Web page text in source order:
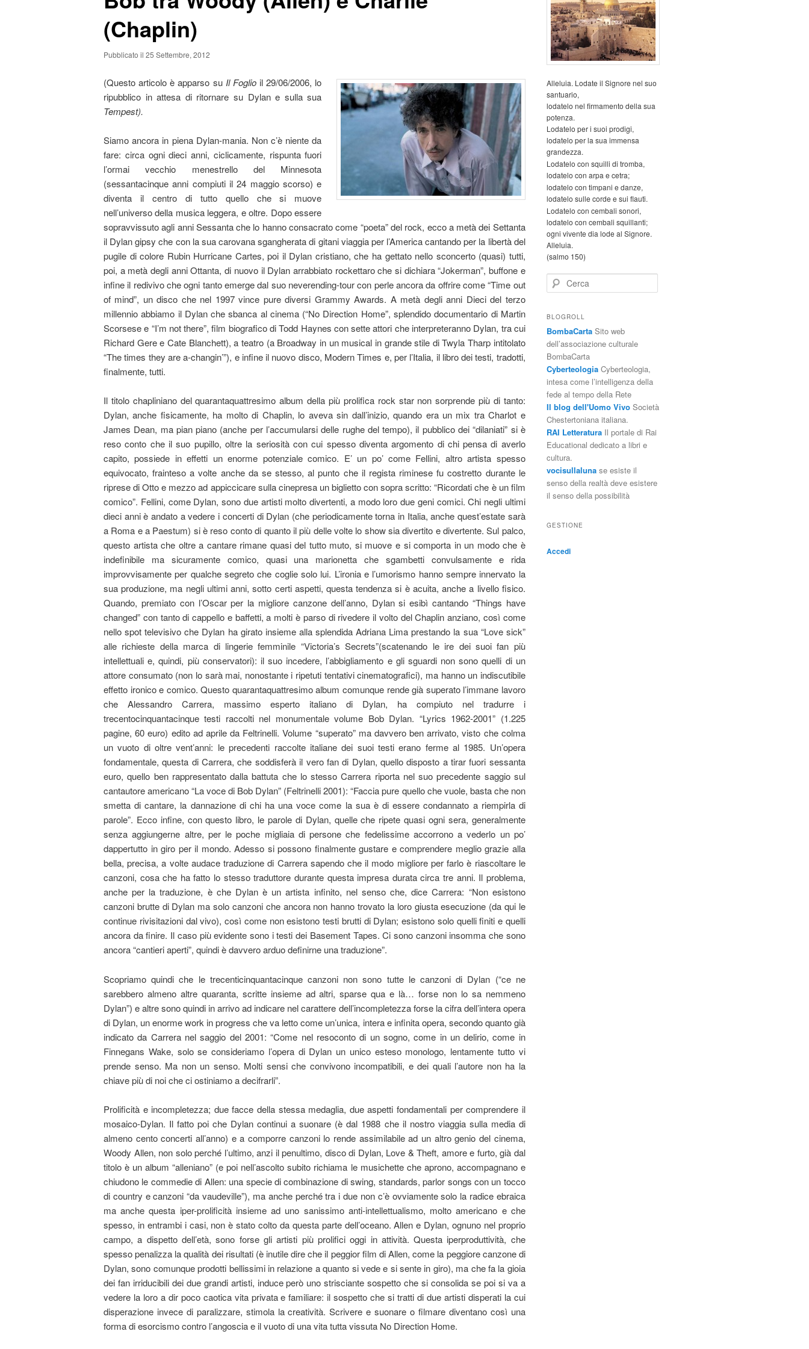
principale
secondario
(Chaplin)
Pubblicato il 25 Settembre, 2012
(Questo articolo è apparso su Il Foglioil 29/06/2006, lo
ripubblico in attesa di ritornare su Dylan e sulla sua
Tempest).
Siamo ancora in piena Dylan-mania. Non c’è niente da
fare: circa ogni dieci anni, ciclicamente, rispunta fuori
l’ormai vecchio menestrello del Minnesota
(sessantacinque anni compiuti il 24 maggio scorso) e
diventa il centro di tutto quello che si muove
nell’universo della musica leggera, e oltre. Dopo essere
sopravvissuto agli anni Sessanta che lo hanno consacrato come “poeta” del rock, ecco a metà dei Settanta
il Dylan gipsy che con la sua carovana sgangherata di gitani viaggia per l’America cantando per la libertà del
pugile di colore Rubin Hurricane Cartes, poi il Dylan cristiano, che ha gettato nello sconcerto (quasi) tutti,
poi, a metà degli anni Ottanta, di nuovo il Dylan arrabbiato rockettaro che si dichiara “Jokerman”, buffone e
infine il redivivo che ogni tanto emerge dal suo neverending-tour con perle ancora da offrire come “Time out
of mind”, un disco che nel 1997 vince pure diversi Grammy Awards. A metà degli anni Dieci del terzo
millennio abbiamo il Dylan che sbanca al cinema (“No Direction Home”, splendido documentario di Martin
Scorsese e “I’m not there”, film biografico di Todd Haynes con sette attori che interpreteranno Dylan, tra cui
Richard Gere e Cate Blanchett), a teatro (a Broadway in un musical in grande stile di Twyla Tharp intitolato
“The times they are a-changin’”), e infine il nuovo disco, Modern Times e, per l’Italia, il libro dei testi, tradotti,
finalmente, tutti.
Il titolo chapliniano del quarantaquattresimo album della più prolifica rock star non sorprende più di tanto:
Dylan, anche fisicamente, ha molto di Chaplin, lo aveva sin dall’inizio, quando era un mix tra Charlot e
James Dean, ma pian piano (anche per l’accumularsi delle rughe del tempo), il pubblico dei “dilaniati” si è
reso conto che il suo pupillo, oltre la seriosità con cui spesso diventa argomento di chi pensa di averlo
capito, possiede in effetti un enorme potenziale comico. E’ un po’ come Fellini, altro artista spesso
equivocato, frainteso a volte anche da se stesso, al punto che il regista riminese fu costretto durante le
riprese di Otto e mezzo ad appiccicare sulla cinepresa un biglietto con sopra scritto: “Ricordati che è un film
comico”. Fellini, come Dylan, sono due artisti molto divertenti, a modo loro due geni comici. Chi negli ultimi
dieci anni è andato a vedere i concerti di Dylan (che periodicamente torna in Italia, anche quest’estate sarà
a Roma e a Paestum) si è reso conto di quanto il più delle volte lo show sia divertito e divertente. Sul palco,
questo artista che oltre a cantare rimane quasi del tutto muto, si muove e si comporta in un modo che è
indefinibile ma sicuramente comico, quasi una marionetta che sgambetti convulsamente e rida
improvvisamente per qualche segreto che coglie solo lui. L’ironia e l’umorismo hanno sempre innervato la
sua produzione, ma negli ultimi anni, sotto certi aspetti, questa tendenza si è acuita, anche a livello fisico.
Quando, premiato con l’Oscar per la migliore canzone dell’anno, Dylan si esibì cantando “Things have
changed” con tanto di cappello e baffetti, a molti è parso di rivedere il volto del Chaplin anziano, così come
nello spot televisivo che Dylan ha girato insieme alla splendida Adriana Lima prestando la sua “Love sick”
alle richieste della marca di lingerie femminile “Victoria’s Secrets”(scatenando le ire dei suoi fan più
intellettuali e, quindi, più conservatori): il suo incedere, l’abbigliamento e gli sguardi non sono quelli di un
attore consumato (non lo sarà mai, nonostante i ripetuti tentativi cinematografici), ma hanno un indiscutibile
effetto ironico e comico. Questo quarantaquattresimo album comunque rende già superato l’immane lavoro
che Alessandro Carrera, massimo esperto italiano di Dylan, ha compiuto nel tradurre i
trecentocinquantacinque testi raccolti nel monumentale volume Bob Dylan. “Lyrics 1962-2001” (1.225
pagine, 60 euro) edito ad aprile da Feltrinelli. Volume “superato” ma davvero ben arrivato, visto che colma
un vuoto di oltre vent’anni: le precedenti raccolte italiane dei suoi testi erano ferme al 1985. Un’opera
fondamentale, questa di Carrera, che soddisferà il vero fan di Dylan, quello disposto a tirar fuori sessanta
euro, quello ben rappresentato dalla battuta che lo stesso Carrera riporta nel suo precedente saggio sul
cantautore americano “La voce di Bob Dylan” (Feltrinelli 2001): “Faccia pure quello che vuole, basta che non
smetta di cantare, la dannazione di chi ha una voce come la sua è di essere condannato a riempirla di
parole”. Ecco infine, con questo libro, le parole di Dylan, quelle che ripete quasi ogni sera, generalmente
senza aggiungerne altre, per le poche migliaia di persone che fedelissime accorrono a vederlo un po’
dappertutto in giro per il mondo. Adesso si possono finalmente gustare e comprendere meglio grazie alla
bella, precisa, a volte audace traduzione di Carrera sapendo che il modo migliore per farlo è riascoltare le
canzoni, cosa che ha fatto lo stesso traduttore durante questa impresa durata circa tre anni. Il problema,
anche per la traduzione, è che Dylan è un artista infinito, nel senso che, dice Carrera: “Non esistono
canzoni brutte di Dylan ma solo canzoni che ancora non hanno trovato la loro giusta esecuzione (da qui le
continue rivisitazioni dal vivo), così come non esistono testi brutti di Dylan; esistono solo quelli finiti e quelli
ancora da finire. Il caso più evidente sono i testi dei Basement Tapes. Ci sono canzoni insomma che sono
ancora “cantieri aperti”, quindi è davvero arduo definirne una traduzione”.
Scopriamo quindi che le trecenticinquantacinque canzoni non sono tutte le canzoni di Dylan (“ce ne
sarebbero almeno altre quaranta, scritte insieme ad altri, sparse qua e là… forse non lo sa nemmeno
Dylan”) e altre sono quindi in arrivo ad indicare nel carattere dell’incompletezza forse la cifra dell’intera opera
di Dylan, un enorme work in progress che va letto come un’unica, intera e infinita opera, secondo quanto già
indicato da Carrera nel saggio del 2001: “Come nel resoconto di un sogno, come in un delirio, come in
Finnegans Wake, solo se consideriamo l’opera di Dylan un unico esteso monologo, lentamente tutto vi
prende senso. Ma non un senso. Molti sensi che convivono incompatibili, e dei quali l’autore non ha la
chiave più di noi che ci ostiniamo a decifrarli”.
Prolificità e incompletezza; due facce della stessa medaglia, due aspetti fondamentali per comprendere il
mosaico-Dylan. Il fatto poi che Dylan continui a suonare (è dal 1988 che il nostro viaggia sulla media di
almeno cento concerti all’anno) e a comporre canzoni lo rende assimilabile ad un altro genio del cinema,
Woody Allen, non solo perché l’ultimo, anzi il penultimo, disco di Dylan, Love & Theft, amore e furto, già dal
titolo è un album “alleniano” (e poi nell’ascolto subito richiama le musichette che aprono, accompagnano e
chiudono le commedie di Allen: una specie di combinazione di swing, standards, parlor songs con un tocco
di country e canzoni “da vaudeville”), ma anche perché tra i due non c’è ovviamente solo la radice ebraica
ma anche questa iper-prolificità insieme ad uno sanissimo anti-intellettualismo, molto americano e che
spesso, in entrambi i casi, non è stato colto da questa parte dell’oceano. Allen e Dylan, ognuno nel proprio
campo, a dispetto dell’età, sono forse gli artisti più prolifici oggi in attività. Questa iperproduttività, che
spesso penalizza la qualità dei risultati (è inutile dire che il peggior film di Allen, come la peggiore canzone di
Dylan, sono comunque prodotti bellissimi in relazione a quanto si vede e si sente in giro), ma che fa la gioia
dei fan irriducibili dei due grandi artisti, induce però uno strisciante sospetto che si consolida se poi si va a
vedere la loro a dir poco caotica vita privata e familiare: il sospetto che si tratti di due artisti disperati la cui
disperazione invece di paralizzare, stimola la creatività. Scrivere e suonare o filmare diventano così una
forma di esorcismo contro l’angoscia e il vuoto di una vita tutta vissuta No Direction Home.
Alleluia. Lodate il Signore nel suo
santuario,
lodatelo nel firmamento della sua
potenza.
Lodatelo per i suoi prodigi,
lodatelo per la sua immensa
grandezza.
Lodatelo con squilli di tromba,
lodatelo con arpa e cetra;
lodatelo con timpani e danze,
lodatelo sulle corde e sui flauti.
Lodatelo con cembali sonori,
lodatelo con cembali squillanti;
ogni vivente dia lode al Signore.
Alleluia.
(salmo 150)
e
c
BLOGROLL
BombaCarta Sito web
dell’associazione culturale
BombaCarta
Cyberteologia Cyberteologia,
intesa come l’intelligenza della
fede al tempo della Rete
Il blog dell'Uomo Vivo Società
Chestertoniana italiana.
RAI Letteratura Il portale di Rai
Educational dedicato a libri e
cultura.
vocisullaluna se esiste il
senso della realtà deve esistere
il senso della possibilità
GESTIONE
Accedi